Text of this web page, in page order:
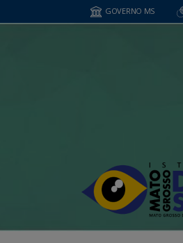
GOVERNO MS